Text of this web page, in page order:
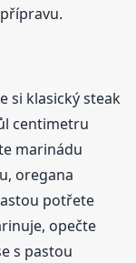
si klasický steak
centimetru
marinádu
oregana
potřete
opečte
s pastou